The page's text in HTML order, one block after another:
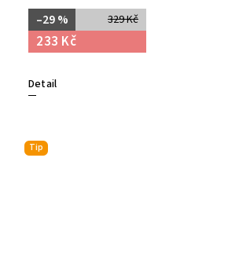
329 Kč
–29 %
233 Kč
Detail
Tip